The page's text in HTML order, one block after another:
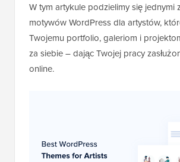
W tym artykule podzielimy się jednymi
motywów WordPress dla artystów,
Twojemu portfolio, galeriom i
za siebie – dając Twojej pracy
online.